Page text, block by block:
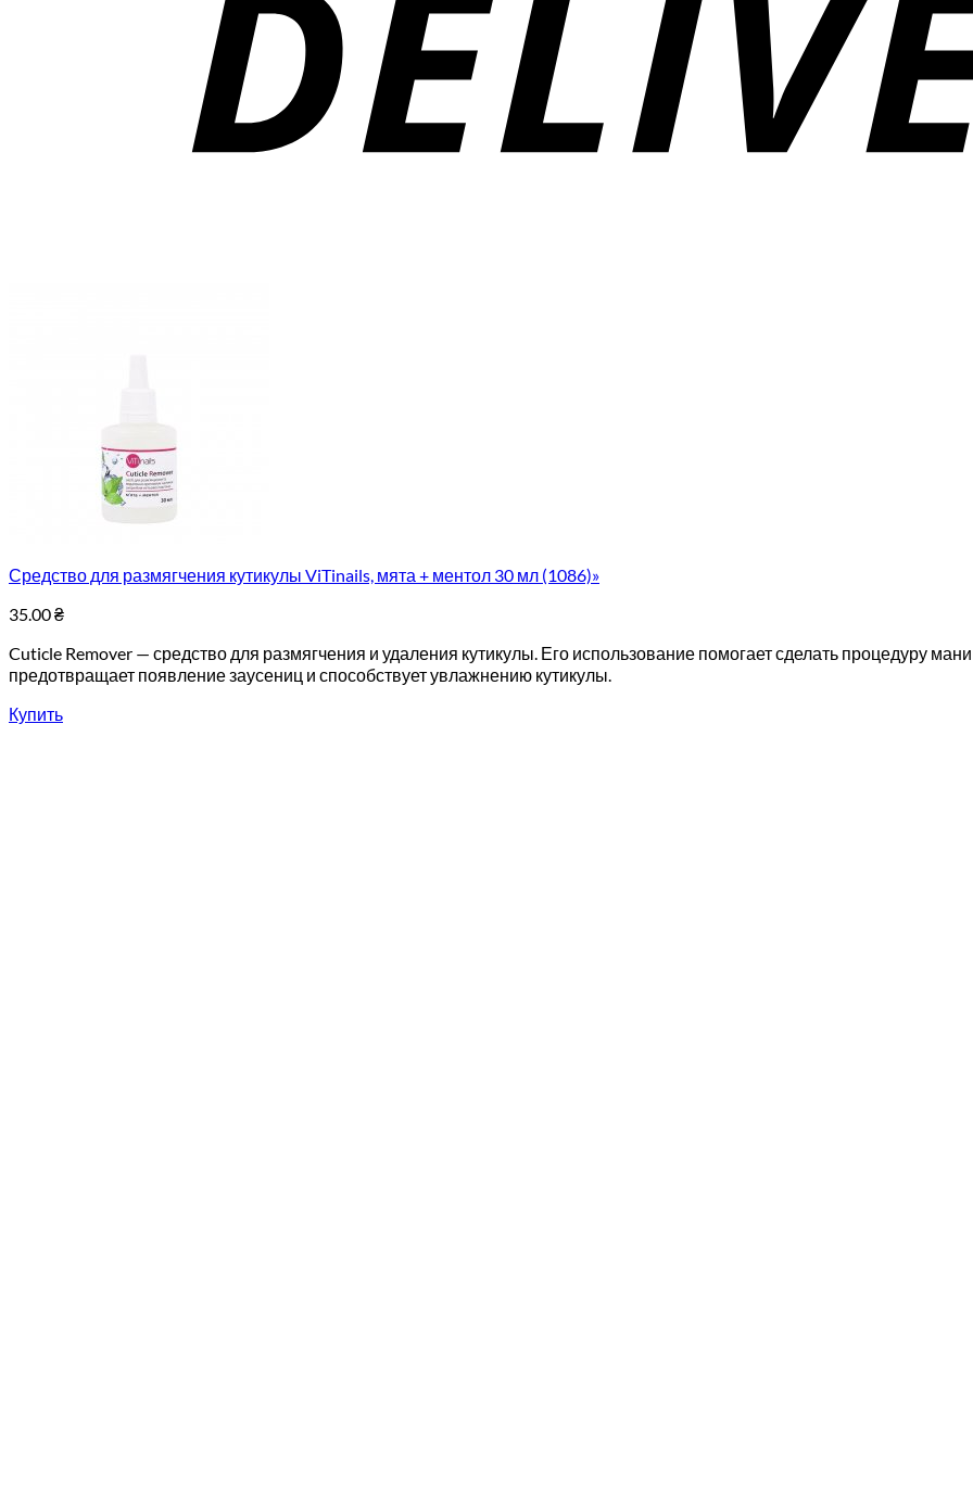
Средство для размягчения кутикулы ViTinails, мята + ментол 30 мл (1086)»
35.00₴
Cuticle Remover — средство для размягчения и удаления кутикулы. Его использование помогает сделать процедуру
предотвращает появление заусениц и способствует увлажнению кутикулы.
Купить